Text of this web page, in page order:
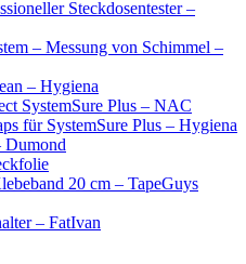
Steckdosentester –
– Messung von Schimmel –
– Hygiena
SystemSure Plus – NAC
für SystemSure Plus – Hygiena
Dumond
20 cm – TapeGuys
– FatIvan